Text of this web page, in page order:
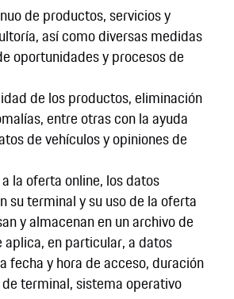
de productos, servicios y
así como diversas medidas
oportunidades y procesos de
de los productos, eliminación
entre otras con la ayuda
de vehículos y opiniones de
la oferta online, los datos
su terminal y su uso de la oferta
y almacenan en un archivo de
aplica, en particular, a datos
fecha y hora de acceso, duración
terminal, sistema operativo